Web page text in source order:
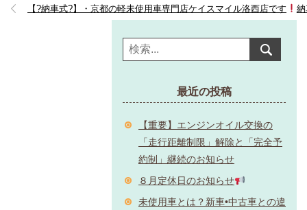
【?納車式?】・京都の軽未使用車専門店ケイスマイル洛西店です
最近の投稿
【重要】エンジンオイル交換の
「走行距離制限」解除と「完全予
約制」継続のお知らせ
８月定休日のお知らせ
未使用車とは？新車•中古車との違